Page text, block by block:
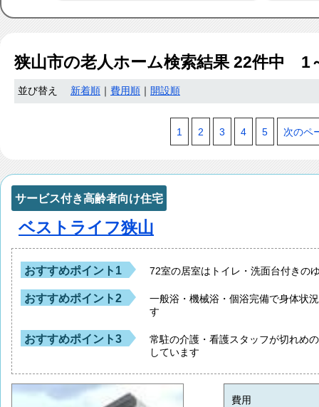
狭山市の老人ホーム検索結果 22件中 1
並び替え 新着順 費用順 開設順
1 2 3 4 5 次のペ
サービス付き高齢者向け住宅
ベストライフ狭山
おすすめポイント1 72室の居室はトイレ・洗面台付きの
おすすめポイント2
一般浴・機械浴・個浴完備で身体状
す
おすすめポイント3
常駐の介護・看護スタッフが切れめ
しています
費用